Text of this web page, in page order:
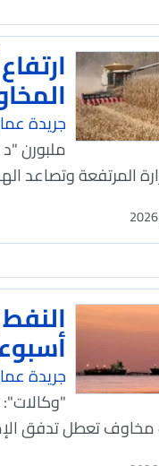
جريدة
ملبورن
المرتفعة وتصاعد
جريدة
​تعطل تدفق